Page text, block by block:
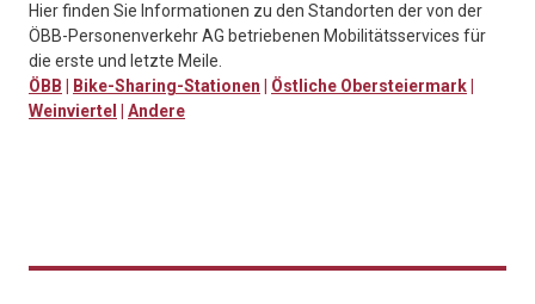
Hier finden Sie Informationen zu den Standorten der von der
ÖBB-Personenverkehr AG betriebenen Mobilitätsservices für
die erste und letzte Meile.
ÖBB
Bike-Sharing-Stationen Östliche Obersteiermark
Weinviertel
Andere